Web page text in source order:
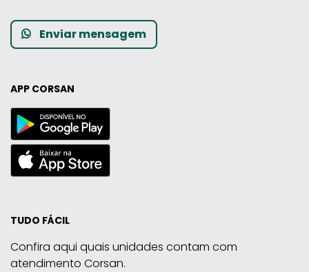
Enviar mensagem
APP CORSAN
TUDO FÁCIL
Confira aqui quais unidades contam com
atendimento Corsan.